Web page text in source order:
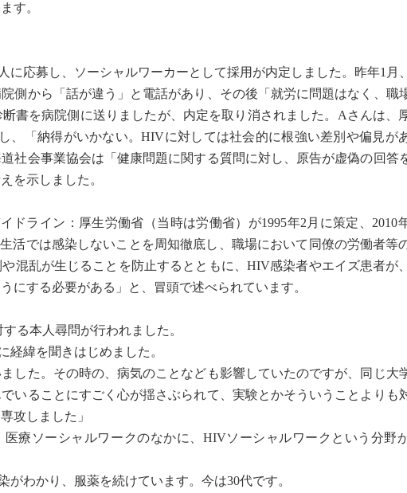
す。
に応募し、ソーシャルワーカーとして採用が内定しました。昨年1月
側から「話が違う」と電話があり、その後「就労に問題はなく、職
書を病院側に送りましたが、内定を取り消されました。Aさんは、
、「納得がいかない。HIVに対しては社会的に根強い差別や偏見が
社会事業協会は「健康問題に関する質問に対し、原告が虚偽の回答
を示しました。
ドライン：厚生労働省（当時は労働省）が1995年2月に策定、2010
活では感染しないことを周知徹底し、職場において同僚の労働者等
混乱が生じることを防止するとともに、HIV感染者やエイズ患者が
にする必要がある」と、冒頭で述べられています。
る本人尋問が行われました。
緯を聞きはじめました。
した。その時の、病気のことなども影響していたのですが、同じ大
いることにすごく心が揺さぶられて、実験とかそういうことよりも
攻しました」
医療ソーシャルワークのなかに、HIVソーシャルワークという分野
わかり、服薬を続けています。今は30代です。